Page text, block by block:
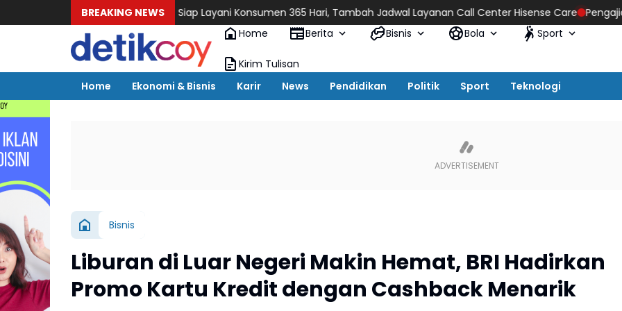
BREAKING NEWS
Hisense Siap Layani Konsumen 365 Hari, Tambah Jadwal Layanan Call Center Hisense Care Pengajian Bersama BRI
Home
Berita Bisnis Bola Sport
Kirim Tulisan
Home
Ekonomi & Bisnis Karir News Pendidikan Politik Sport Teknologi
Bisnis
Liburan di Luar Negeri Makin Hemat, BRI Hadirkan
Promo Kartu Kredit dengan Cashback Menarik